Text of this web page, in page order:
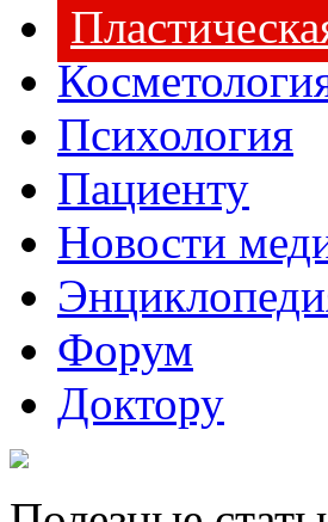
Психология
Пациенту
Новости
Форум
Доктору